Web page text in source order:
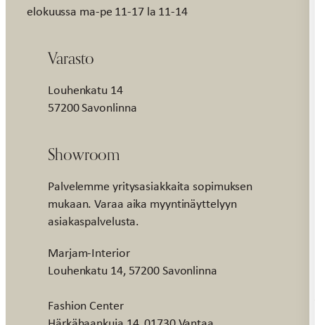
elokuussa ma-pe 11-17 la 11-14
Varasto
Louhenkatu 14
57200 Savonlinna
Showroom
Palvelemme yritysasiakkaita sopimuksen
mukaan. Varaa aika myyntinäyttelyyn
asiakaspalvelusta.
Marjam-Interior
Louhenkatu 14, 57200 Savonlinna
Fashion Center